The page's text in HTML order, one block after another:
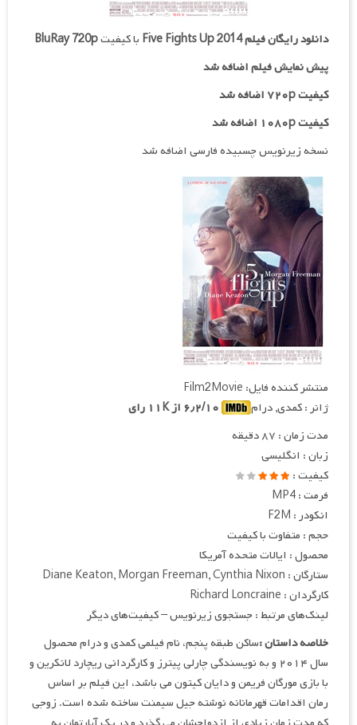
دانلود رایگان فیلمFive Fights Up 2014 با کیفیتBluRay 720p
پیش نمایش فیلم اضافه شد
کیفیت ۷۲۰p
اضافه شد
کیفیت ۱۰۸۰p اضافه شد
نسخه زیرنویس چسبیده فارسی اضافه شد
منتشر کننده فایل: Film2Movie
ژانر : کمدی, درام
مدت زمان : ۸۷ دقیقه
زبان : انگلیسی
کیفیت :
فرمت : MP4
انکودر : F2M
حجم : متفاوت با کیفیت
محصول : ایالات متحده آمریکا
ستارگان : Diane Keaton, Morgan Freeman, Cynthia Nixon
کارگردان : Richard Loncraine
لینک‌های مرتبط : جستجوی زیرنویس – کیفیت‌های دیگر
خلاصه داستان :ساکن طبقه پنجم، نام فیلمی کمدی و درام محصول
سال ۲۰۱۴ و به نویسندگی چارلی پیترز و کارگردانی ریچارد لانکرین و
با بازی مورگان فریمن و دایان کیتون می باشد، این فیلم بر اساس
رمان اقدامات قهرمانانه نوشته جیل سیمنت ساخته شده است. زوجی